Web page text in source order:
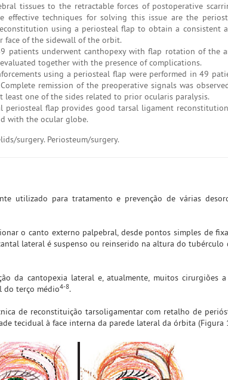
tissues to the retractable forces of postoperative
effective techniques for solving this issue are the
using a periosteal flap to obtain a consistent
of the sidewall of the orbit.
patients underwent canthopexy with flap rotation of the
together with the presence of complications.
using a periosteal flap were performed in 49
remission of the preoperative signals was
one of the sides related to prior ocularis paralysis.
periosteal flap provides good tarsal ligament
with the ocular globe.
surgery. Periosteum/surgery.
utilizado para tratamento e prevenção de várias
o canto externo palpebral, desde pontos simples de
lateral é suspenso ou reinserido na altura do
da cantopexia lateral e, atualmente, muitos cirurgiões
do terço médio4-8.
de reconstituição tarsoligamentar com retalho de
tecidual à face interna da parede lateral da órbita (Figura